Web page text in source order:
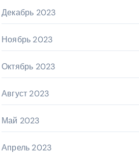
Декабрь 2023
Ноябрь 2023
Октябрь 2023
Август 2023
Май 2023
Апрель 2023